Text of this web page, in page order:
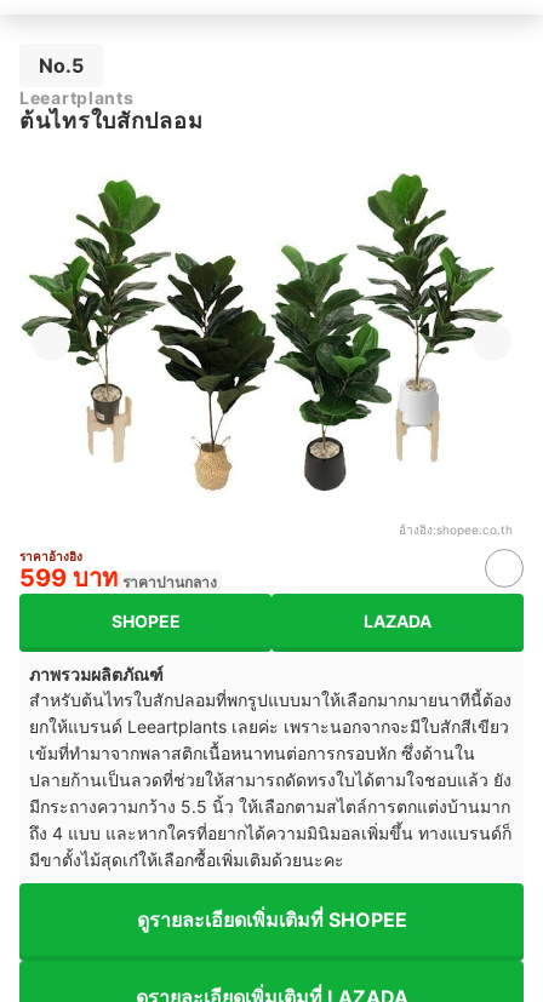
No.5
Leeartplants
ต้นไทรใบสักปลอม
อ้างอิง:shopee.co.th
ราคาอ้างอิง
599 บาท ราคาปานกลาง
SHOPEE LAZADA
ภาพรวมผลิตภัณฑ์
สำหรับต้นไทรใบสักปลอมที่พกรูปแบบมาให้เลือกมากมายนาทีนี้ต้อง
ยกให้แบรนด์ Leeartplants เลยค่ะ เพราะนอกจากจะมีใบสักสีเขียว
เข้มที่ทำมาจากพลาสติกเนื้อหนาทนต่อการกรอบหัก ซึ่งด้านใน
ปลายก้านเป็นลวดที่ช่วยให้สามารถดัดทรงใบได้ตามใจชอบแล้ว ยัง
มีกระถางความกว้าง 5.5 นิ้ว ให้เลือกตามสไตล์การตกแต่งบ้านมาก
ถึง 4 แบบ และหากใครที่อยากได้ความมินิมอลเพิ่มขึ้น ทางแบรนด์ก็
มีขาตั้งไม้สุดเก๋ให้เลือกซื้อเพิ่มเติมด้วยนะคะ
ดูรายละเอียดเพิ่มเติมที่ SHOPEE
ดูรายละเอียดเพิ่มเติมที่ LAZADA